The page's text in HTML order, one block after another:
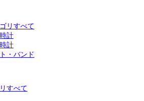
リすべて
計
計
・バンド
すべて